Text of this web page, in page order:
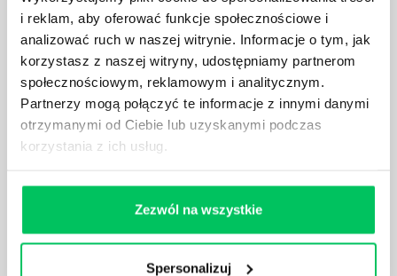
i reklam, aby oferować funkcje społecznościowe i
analizować ruch w naszej witrynie. Informacje o tym, jak
korzystasz z naszej witryny, udostępniamy partnerom
społecznościowym, reklamowym i analitycznym.
Partnerzy mogą połączyć te informacje z innymi danymi
otrzymanymi od Ciebie lub uzyskanymi podczas
korzystania z ich usług.
Zezwól na wszystkie
Spersonalizuj
JAK BRYGADZISTA MOŻE ROZWINĄĆ SWOJE
KOMPETENCJE MENEDŻERSKIE?
Menedżer to niezwykle ważne stanowisko w każdej
firmie. Osoba je pełniąca jest w pełni odpowiedzialna
za realizację działań podległych mu osób oraz
działu.
JAKĄ METODĘ ZARZĄDZANIA POWINIEN ZNAĆ
KAŻDY MENEDŻER?